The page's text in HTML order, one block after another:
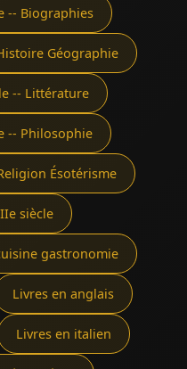
-- Biographies
Géographie
-- Littérature
-- Philosophie
Ésotérisme
siècle
gastronomie
Livres en anglais
Livres en italien